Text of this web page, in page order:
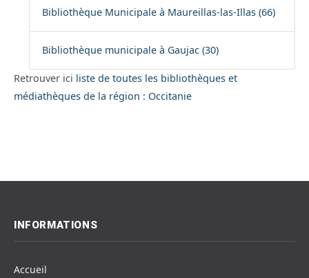
Bibliothèque Municipale à Maureillas-las-Illas (66)
Bibliothèque municipale à Gaujac (30)
Retrouver ici liste de toutes les bibliothèques et
médiathèques de la région : Occitanie
INFORMATIONS
Accueil